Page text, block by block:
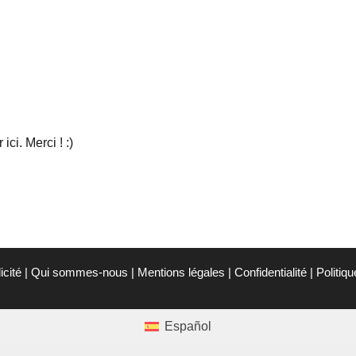
ici. Merci ! :)
| Qui sommes-nous | Mentions légales | Confidentialité |
Español